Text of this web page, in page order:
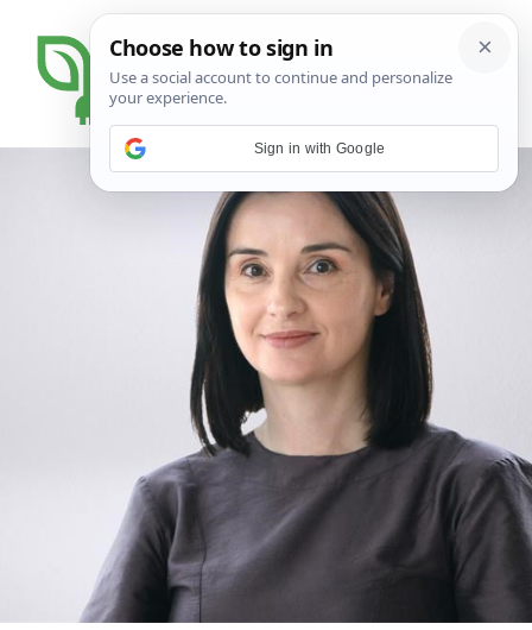
Sign in with Google